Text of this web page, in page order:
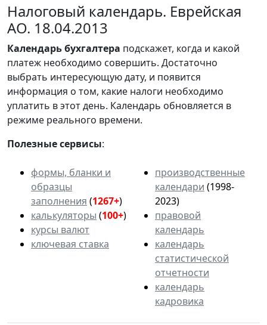
Налоговый календарь. Еврейская
АО. 18.04.2013
Календарьбухгалтера подскажет, когда и какой
платеж необходимо совершить. Достаточно
выбрать интересующую дату, и появится
информация о том, какие налоги необходимо
уплатить в этот день. Календарь обновляется в
режиме реального времени.
Полезные сервисы:
формы, бланки и
образцы
заполнения (1267+)
калькуляторы (100+)
курсы валют
ключевая ставка
производственные
календари (1998-
2023)
правовой
календарь
календарь
статистической
отчетности
календарь
кадровика